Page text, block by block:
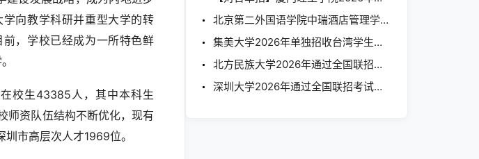
向教学科研并重型大学的转
，学校已经成为一所特色鲜
校生43385人，其中本科生
师资队伍结构不断优化，现有
市高层次人才1969位。
北京第二外国语学院中瑞酒店管理学院2026年联合招收华侨港澳台学生简章
集美大学2026年单独招收台湾学生简章
北方民族大学2026年通过全国联招考试招收华侨港澳台学生简章
深圳大学2026年通过全国联招考试招收华侨港澳台学生简章